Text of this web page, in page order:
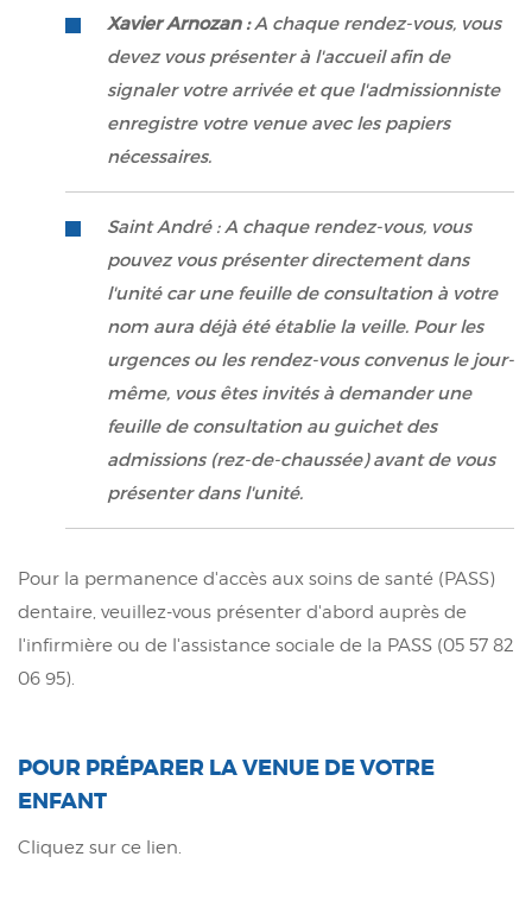
Xavier Arnozan :A chaque rendez-vous, vous
devez vous présenter à l'accueil afin de
signaler votre arrivée et que l'admissionniste
enregistre votre venue avec les papiers
nécessaires.
Saint André : A chaque rendez-vous, vous
pouvez vous présenter directement dans
l'unité car une feuille de consultation à votre
nom aura déjà été établie la veille. Pour les
urgences ou les rendez-vous convenus le jour-
même, vous êtes invités à demander une
feuille de consultation au guichet des
admissions (rez-de-chaussée) avant de vous
présenter dans l'unité.
Pour la permanence d'accès aux soins de santé (PASS)
dentaire, veuillez-vous présenter d'abord auprès de
l'infirmière ou de l'assistance sociale de la PASS (05 57 82
06 95).
POUR PRÉPARER LA VENUE DE VOTRE
ENFANT
Cliquez sur ce lien.